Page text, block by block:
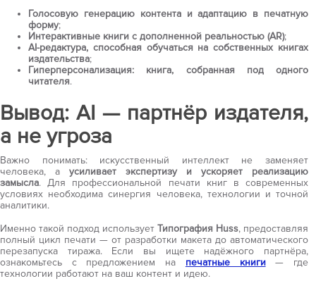
Голосовую генерацию контента и адаптацию в печатную
форму;
Интерактивные книги с дополненной реальностью (AR);
AI-редактура, способная обучаться на собственных книгах
издательства;
Гиперперсонализация: книга, собранная под одного
читателя.
Вывод: AI — партнёр издателя,
а не угроза
Важно понимать: искусственный интеллект не заменяет
человека, а усиливает экспертизу и ускоряет реализацию
замысла. Для профессиональной печати книг в современных
условиях необходима синергия человека, технологии и точной
аналитики.
Именно такой подход использует Типография Huss, предоставляя
полный цикл печати — от разработки макета до автоматического
перезапуска тиража. Если вы ищете надёжного партнёра,
ознакомьтесь с предложением на печатные книги
— где
технологии работают на ваш контент и идею.